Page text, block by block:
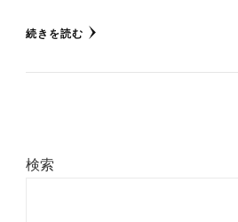
続きを読む
検索